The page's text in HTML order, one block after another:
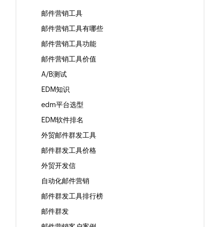
邮件营销工具
邮件营销工具有哪些
邮件营销工具功能
邮件营销工具价值
A/B测试
EDM知识
edm平台选型
EDM软件排名
外贸邮件群发工具
邮件群发工具价格
外贸开发信
自动化邮件营销
邮件群发工具排行榜
邮件群发